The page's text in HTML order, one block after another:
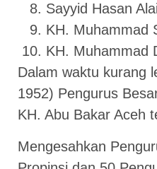
Sayyid Hasan
KH. Muhammad
KH. Muhammad
Dalam waktu kurang
1952) Pengurus
KH. Abu Bakar Aceh
Mengesahkan